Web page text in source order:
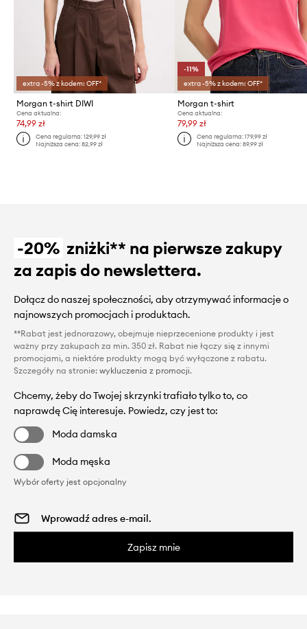
extra -5% z kodem: OFF*
Morgan t-shirt DIWI
Cena aktualna:
74,99 zł
Cena regularna:129,99 zł
Najniższa cena:82,99 zł
-11%
extra -5% z kodem: OFF*
Morgan t-shirt
Cena aktualna:
79,99 zł
Cena regularna: 179,99 zł
Najniższa cena: 89,99 zł
-20% zniżki** na pierwsze zakupy
za zapis do newslettera.
Dołącz do naszej społeczności, aby otrzymywać informacje o
najnowszych promocjach i produktach.
**Rabat jest jednorazowy, obejmuje nieprzecenione produkty i jest
ważny przy zakupach za min. 350 zł. Rabat nie łączy się z innymi
promocjami, a niektóre produkty mogą być wyłączone z rabatu.
Szczegóły na stronie: wykluczenia z promocji.
Chcemy, żeby do Twojej skrzynki trafiało tylko to, co
naprawdę Cię interesuje. Powiedz, czy jest to:
Moda damska
Moda męska
Wybór oferty jest opcjonalny
Zapisz mnie